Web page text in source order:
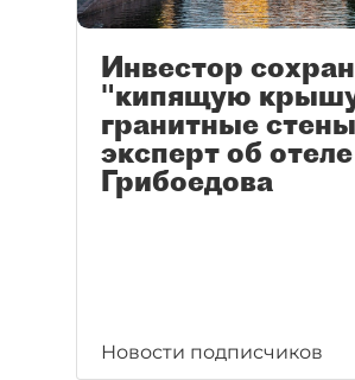
Инвестор
"кипящую
гранитные
эксперт об
Грибоедова
Новости подписчиков